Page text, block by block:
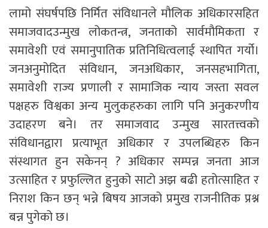
लामो संघर्षपछि निर्मित संविधानले मौलिक अधिकारसहित
समाजवादउन्मुख लोकतन्त्र, जनताको सार्वमौमिकता र
समावेशी एवं समानुपातिक प्रतिनिधित्वलाई स्थापित गर्यो।
जनअनुमोदित संविधान, जनअधिकार, जनसहभागिता,
समावेशी राज्य प्रणाली र सामाजिक न्याय जस्ता सवल
पक्षहरु विश्वका अन्य मुलुकहरुका लागि पनि अनुकरणीय
उदाहरण बने। तर समाजवाद उन्मुख सारतत्त्वको
संविधानद्वारा प्रत्याभूत अधिकार र उपलब्धिहरु किन
संस्थागत हुन सकेनन्‌ ? अधिकार सम्पन्न जनता आज
उत्साहित र प्रफुल्लित हुनुको साटो अझ बढी हतोत्साहित र
निराश किन छन्‌ भन्ने बिषय आजको प्रमुख राजनीतिक प्रश्न
बन्न पुगेको छ।